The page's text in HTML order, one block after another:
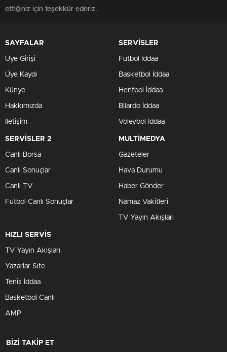
ettiğiniz için teşekkür ederiz.
SAYFALAR
Üye Girişi
Üye Kaydı
Künye
Hakkımızda
İletişim
SERVİSLER
Futbol İddaa
Basketbol İddaa
Hentbol İddaa
Bilardo İddaa
Voleybol İddaa
SERVİSLER 2
Canlı Borsa
Canlı Sonuçlar
Canlı TV
Futbol Canlı Sonuçlar
MULTİMEDYA
Gazeteler
Hava Durumu
Haber Gönder
Namaz Vakitleri
TV Yayın Akışları
HIZLI SERVİS
TV Yayın Akışları
Yazarlar Site
Tenis İddaa
Basketbol Canlı
AMP
BİZİ TAKİP ET